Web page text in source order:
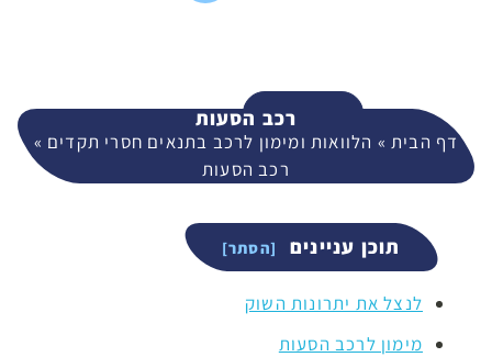
המשךרכב הסעות
דף הבית » הלוואות ומימון לרכב בתנאים חסרי תקדים »
רכב הסעות
תוכן עניינים
לנצל את יתרונות השוק
מימון לרכב הסעות